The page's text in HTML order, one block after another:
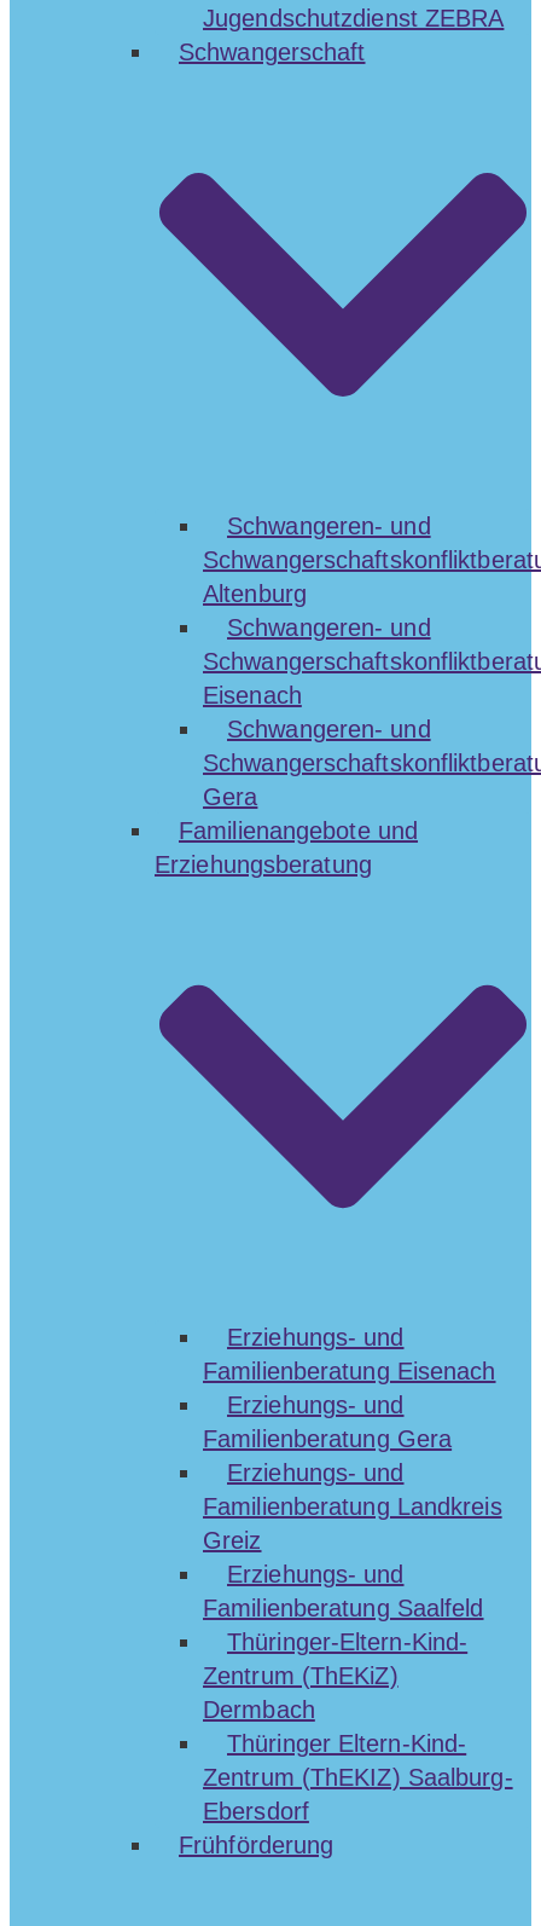
Jugendschutzdienst ZEBRA
Schwangerschaft
Schwangeren- und
Altenburg
Schwangeren- und
Eisenach
Schwangeren- und
Gera
Familienangebote und
Erziehungsberatung
Erziehungs- und
Familienberatung Eisenach
Erziehungs- und
Familienberatung Gera
Erziehungs- und
Familienberatung Landkreis
Greiz
Erziehungs- und
Familienberatung Saalfeld
Thüringer-Eltern-Kind-
Zentrum (ThEKiZ)
Dermbach
Thüringer Eltern-Kind-
Zentrum (ThEKIZ) Saalburg-
Ebersdorf
Frühförderung